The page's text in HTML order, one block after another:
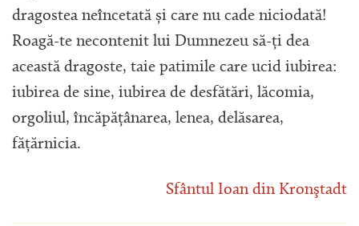
dragostea neîncetată și care nu cade niciodată!
Roagă-te necontenit lui Dumnezeu să-ți dea
această dragoste, taie patimile care ucid iubirea:
iubirea de sine, iubirea de desfătări, lăcomia,
orgoliul, încăpățânarea, lenea, delăsarea,
fățărnicia.
Sfântul Ioan din Kronştadt